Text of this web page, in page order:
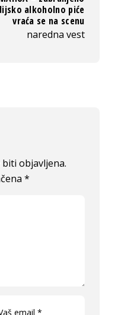
alkoholno piće
vraća se na scenu
naredna vest
objavljena.
*